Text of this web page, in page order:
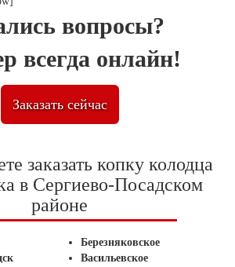
вопросы?
всегда онлайн!
Заказать сейчас
заказать копку колодца
в Сергиево-Посадском
районе
Березняковское
Васильевское